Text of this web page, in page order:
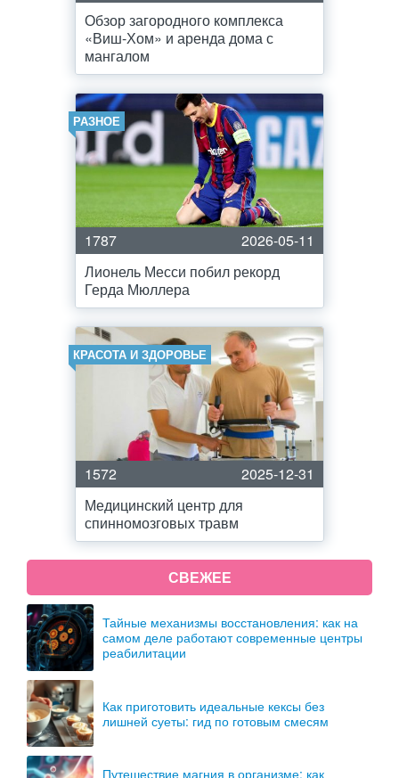
Обзор загородного комплекса
«Виш-Хом» и аренда дома с
мангалом
РАЗНОЕ
1787
2026-05-11
Лионель Месси побил рекорд
Герда Мюллера
КРАСОТА И ЗДОРОВЬЕ
1572
2025-12-31
Медицинский центр для
спинномозговых травм
СВЕЖЕЕ
Тайные механизмы восстановления: как на
самом деле работают современные центры
реабилитации
Как приготовить идеальные кексы без
лишней суеты: гид по готовым смесям
Путешествие магния в организме: как